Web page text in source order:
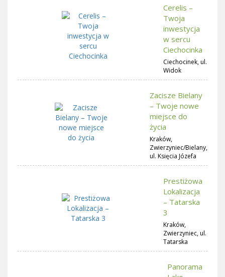
Cerelis –
Twoja
inwestycja
w sercu
Ciechocinka
Ciechocinek, ul.
Widok
Zacisze Bielany
– Twoje nowe
miejsce do
życia
Kraków,
Zwierzyniec/Bielany,
ul. Księcia Józefa
Prestiżowa
Lokalizacja
– Tatarska
3
Kraków,
Zwierzyniec, ul.
Tatarska
Panorama